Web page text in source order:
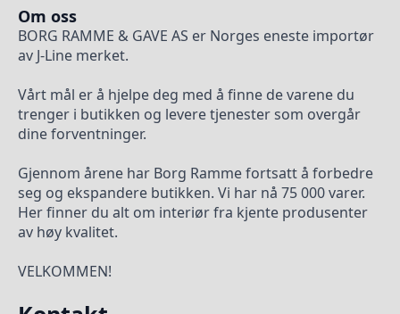
Om oss
BORG RAMME & GAVE AS er Norges eneste importør
av J-Line merket.
Vårt mål er å hjelpe deg med å finne de varene du
trenger i butikken og levere tjenester som overgår
dine forventninger.
Gjennom årene har Borg Ramme fortsatt å forbedre
seg og ekspandere butikken. Vi har nå 75 000 varer.
Her finner du alt om interiør fra kjente produsenter
av høy kvalitet.
VELKOMMEN!